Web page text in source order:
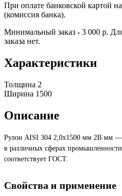
При оплате банковской картой
(комиссия банка).
Минимальный заказ - 3 000 р.
заказа нет.
Характеристики
Толщина 2
Ширина 1500
Описание
Рулон AISI 304 2,0х1500 мм 2B мм —
в различных сферах
соответствует ГОСТ.
Свойства и применение